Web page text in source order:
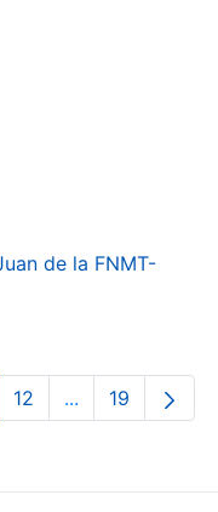
de la FNMT-
Use TAB to
Orrialdea
12 ...Intermediate
Orrialdea
19